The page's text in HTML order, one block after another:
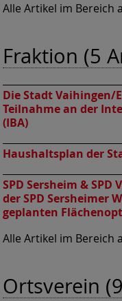
Alle Artikel im Bereich
Fraktion (5
Die Stadt Vaihingen/
Teilnahme an der
(IBA)
Haushaltsplan der
SPD Sersheim & SPD
der SPD Sersheimer
geplanten
Alle Artikel im Bereich
Ortsverein